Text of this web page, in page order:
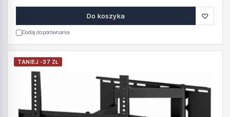
Do koszyka ♡
Dodaj do porównania
TANIEJ -37 ZŁ